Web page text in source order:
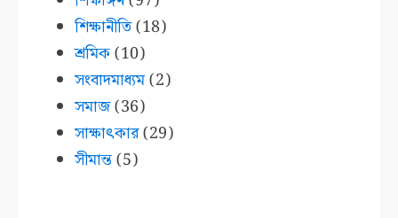
শিক্ষানীতি(18)
শ্রমিক(10)
সংবাদমাধ্যম(2)
সমাজ(36)
সাক্ষাৎকার(29)
সীমান্ত(5)